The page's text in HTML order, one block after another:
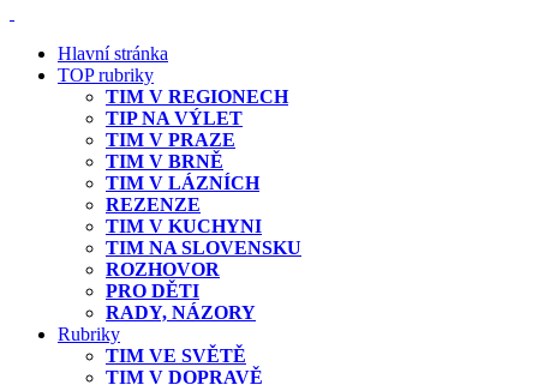
Hlavní stránka
TOP rubriky
TIM V REGIONECH
TIP NA VÝLET
TIM V PRAZE
TIM V BRNĚ
TIM V LÁZNÍCH
REZENZE
TIM V KUCHYNI
TIM NA SLOVENSKU
ROZHOVOR
PRO DĚTI
RADY, NÁZORY
Rubriky
TIM VE SVĚTĚ
TIM V DOPRAVĚ